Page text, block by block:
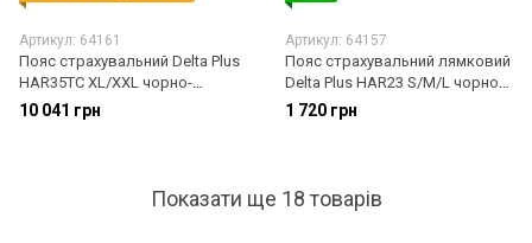
Артикул: 64161
Пояс страхувальний Delta Plus
HAR35TC XL/XXL чорно-
помаранчевий HAR35TCXX
10 041 грн
Артикул: 64157
Пояс страхувальний лямковий
Delta Plus HAR23 S/M/L чорно-
помаранчевий HAR23GT
1 720 грн
Показати ще 18 товарів